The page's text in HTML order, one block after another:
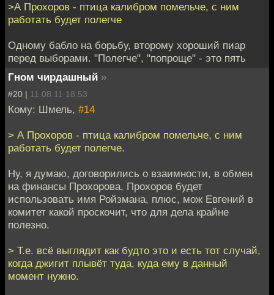
>А Прохоров - птица калибром помельче, с ним
работать будет полегче
Одному бабло на борьбу, второму хороший пиар
перед выборами. "Полегче", "попроще" - это пять
Гном чирдашный »
#20 | 11.08.11 18:53
Кому: Шмель, #14
> А Прохоров - птица калибром помельче, с ним
работать будет полегче.
Ну, я думаю, договорились о взаимности, в обмен
на финансы Прохорова, Прохоров будет
использовать имя Ройзмана, плюс, мож Евгений в
комитет какой проскочит, что для дела крайне
полезно.
> Т.е. всё выглядит как будто это и есть тот случай,
когда джигит плывёт туда, куда ему в данный
момент нужно.